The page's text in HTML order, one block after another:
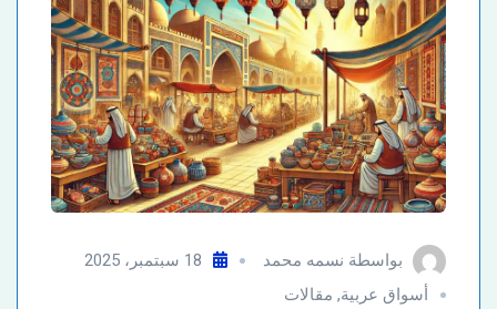
بواسطة نسمه محمد
18 سبتمبر، 2025
أسواق عربية, مقالات